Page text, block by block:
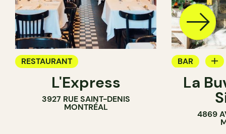
RESTAURANT
L'Express
3927 RUE SAINT-DENIS
MONTRÉAL
BAR
BAR À VIN
La
4869